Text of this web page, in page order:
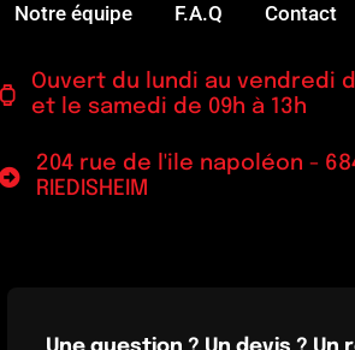
Notre équipe F.A.Q Contact
Ouvert du lundi au vendredi
et le samedi de 09h à 13h
204 rue de l'ile napoléon -
RIEDISHEIM